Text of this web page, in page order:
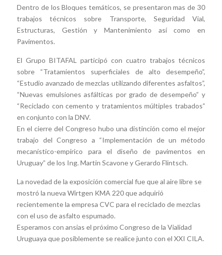
Dentro de los Bloques temáticos, se presentaron mas de 30
trabajos técnicos sobre Transporte, Seguridad Vial,
Estructuras, Gestión y Mantenimiento así como en
Pavimentos.
El Grupo BITAFAL participó con cuatro trabajos técnicos
sobre “Tratamientos superficiales de alto desempeño”,
“Estudio avanzado de mezclas utilizando diferentes asfaltos”,
“Nuevas emulsiones asfálticas por grado de desempeño” y
“Reciclado con cemento y tratamientos múltiples trabados”
en conjunto con la DNV.
En el cierre del Congreso hubo una distinción como el mejor
trabajo del Congreso a “Implementación de un método
mecanístico-empírico para el diseño de pavimentos en
Uruguay” de los Ing. Martin Scavone y Gerardo Flintsch.
La novedad de la exposición comercial fue que al aire libre se
mostró la nueva Wirtgen KMA 220 que adquirió
recientemente la empresa CVC para el reciclado de mezclas
con el uso de asfalto espumado.
Esperamos con ansias el próximo Congreso de la Vialidad
Uruguaya que posiblemente se realice junto con el XXI CILA.